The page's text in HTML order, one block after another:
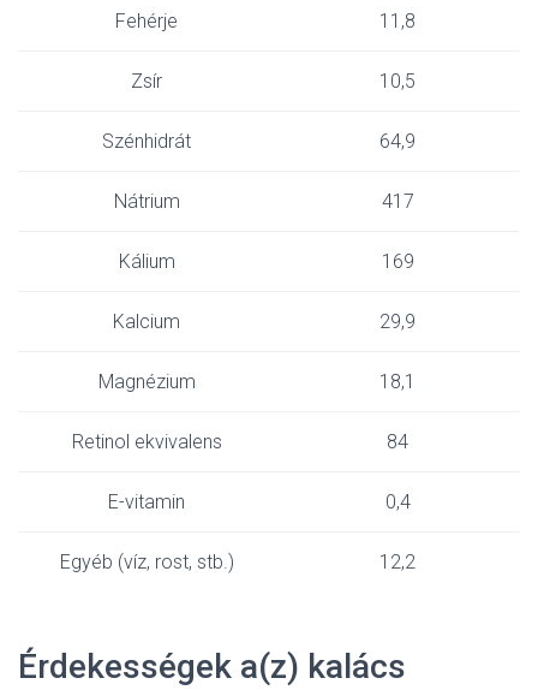
Fehérje 11,8
Zsír 10,5
Szénhidrát 64,9
Nátrium 417
Kálium 169
Kalcium 29,9
Magnézium 18,1
Retinol ekvivalens 84
E-vitamin 0,4
Egyéb (víz, rost, stb.) 12,2
Érdekességek a(z) kalács